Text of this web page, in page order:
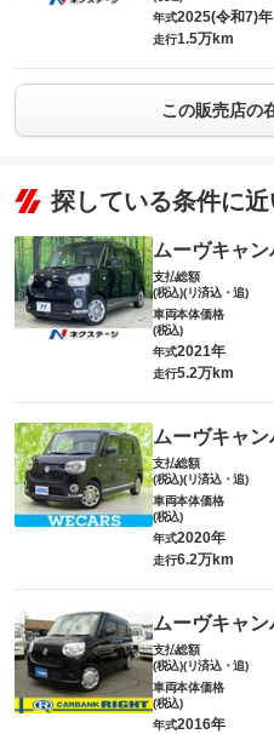
年式2025(令和7)年
走行1.5万km
この販売店の
探している条件に
ムーヴキャン
支払総額
(税込)(リ済込・追)
車両本体価格
(税込)
年式2021年
走行5.2万km
ムーヴキャン
支払総額
(税込)(リ済込・追)
車両本体価格
(税込)
年式2020年
走行6.2万km
ムーヴキャン
支払総額
(税込)(リ済込・追)
車両本体価格
(税込)
年式2016年